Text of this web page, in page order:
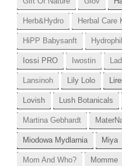
Herb&Hydro Herbal Care
HiPP Babysanft Hydrophil
Iossi PRO Iwostin
Lansinoh Lily Lolo
Lovish Lush Botanicals
Martina Gebhardt
Miodowa Mydlarnia Miya
Mom And Who? Momme